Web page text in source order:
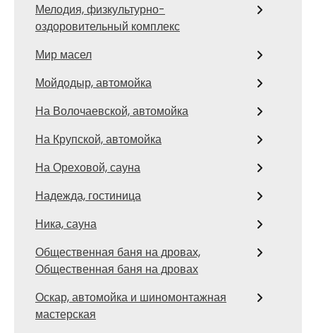
Мелодия, физкультурно-
оздоровительный комплекс
Мир масел
Мойдодыр, автомойка
На Волочаевской, автомойка
На Крупской, автомойка
На Ореховой, сауна
Надежда, гостиница
Ника, сауна
Общественная баня на дровах,
Общественная баня на дровах
Оскар, автомойка и шиномонтажная
мастерская